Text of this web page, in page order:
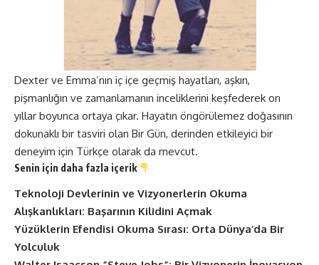
Dexter ve Emma’nın iç içe geçmiş hayatları, aşkın,
pişmanlığın ve zamanlamanın inceliklerini keşfederek on
yıllar boyunca ortaya çıkar. Hayatın öngörülemez doğasının
dokunaklı bir tasviri olan Bir Gün, derinden etkileyici bir
deneyim için Türkçe olarak da mevcut.
Senin için daha fazla içerik
Teknoloji Devlerinin ve Vizyonerlerin Okuma
Alışkanlıkları: Başarının Kilidini Açmak
Yüzüklerin Efendisi Okuma Sırası: Orta Dünya’da Bir
Yolculuk